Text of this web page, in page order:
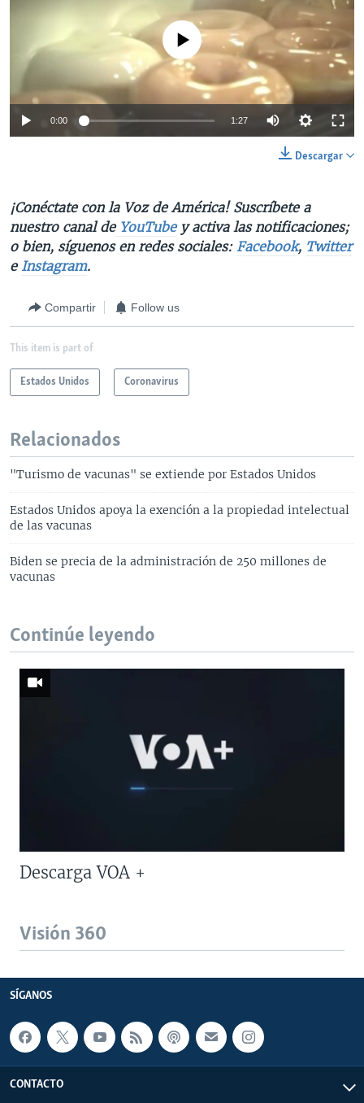
No media source currently available
0:00 1:27
Descargar
¡Conéctate con la Voz de América! Suscríbete a
nuestro canal deYouTubey activa las notificaciones;
o bien, síguenos en redes sociales: Facebook, Twitter
e Instagram.
Compartir Follow us
This item is part of
Estados Unidos Coronavirus
Relacionados
"Turismo de vacunas" se extiende por Estados Unidos
Estados Unidos apoya la exención a la propiedad intelectual
de las vacunas
Biden se precia de la administración de 250 millones de
vacunas
Continúe leyendo
Descarga VOA +
Visión 360
SÍGANOS
CONTACTO